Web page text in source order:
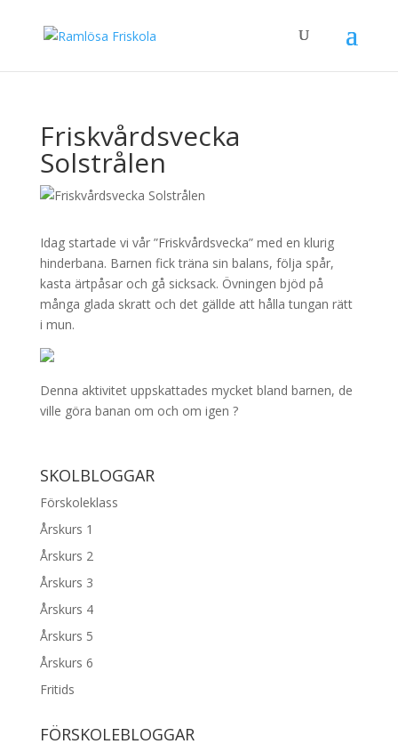
Friskvårdsvecka
Solstrålen
Idag startade vi vår ”Friskvårdsvecka” med en klurig
hinderbana. Barnen fick träna sin balans, följa spår,
kasta ärtpåsar och gå sicksack. Övningen bjöd på
många glada skratt och det gällde att hålla tungan rätt
i mun.
Denna aktivitet uppskattades mycket bland barnen, de
ville göra banan om och om igen ?
SKOLBLOGGAR
Förskoleklass
Årskurs 1
Årskurs 2
Årskurs 3
Årskurs 4
Årskurs 5
Årskurs 6
Fritids
FÖRSKOLEBLOGGAR